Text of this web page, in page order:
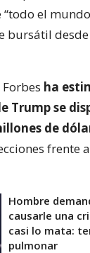
el
bursátil
ha
Trump se
de
frente
Hombre
causarle una
casi lo mata:
pulmonar